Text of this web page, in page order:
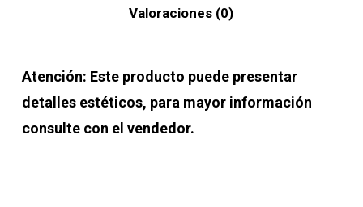
Valoraciones (0)
Atención: Este producto puede presentar
detalles estéticos, para mayor información
consulte con el vendedor.